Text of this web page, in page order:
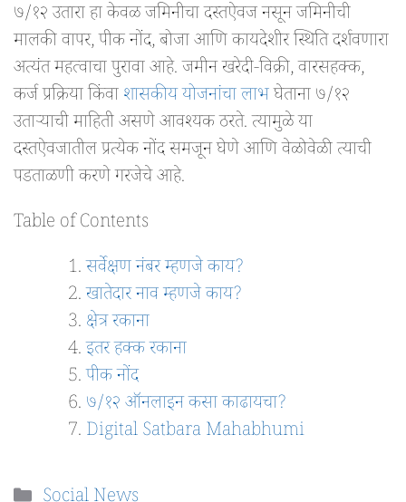
७/१२ उतारा हा केवळ जमिनीचा दस्तऐवज नसून जमिनीची
मालकी वापर, पीक नोंद, बोजा आणि कायदेशीर स्थिति दर्शवणारा
अत्यंत महत्वाचा पुरावा आहे. जमीन खरेदी-विक्री, वारसहक्क,
कर्ज प्रक्रिया किंवाशासकीय योजनांचा लाभघेताना ७/१२
उताऱ्याची माहिती असणे आवश्यक ठरते. त्यामुळे या
दस्तऐवजातील प्रत्येक नोंद समजून घेणे आणि वेळोवेळी त्याची
पडताळणी करणे गरजेचे आहे.
Table of Contents
सर्वेक्षण नंबर म्हणजे काय?
खातेदार नाव म्हणजे काय?
क्षेत्र रकाना
इतर हक्क रकाना
पीक नोंद
७/१२ ऑनलाइन कसा काढायचा?
Digital Satbara Mahabhumi
Categories